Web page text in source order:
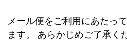
メール便をご利用にあたっ
ます。 あらかじめご了承く